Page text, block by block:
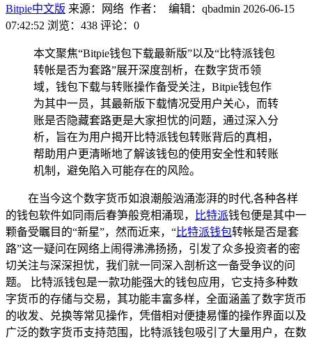
Bitpie中文版 来源：网络 作者： 编辑：qbadmin 2026-06-15
07:42:52 浏览：438 评论：0
本文聚焦“Bitpie钱包下载最新版”以及“比特派钱包
转帐是否为套路”展开深度剖析，在数字货币领
域，钱包下载与转账操作备受关注，Bitpie钱包作
为其中一员，其最新版下载情况受用户关心，而转
账是否隐藏套路更是大家担忧的问题，通过深入分
析，旨在为用户揭开比特派钱包转账背后的真相，
帮助用户更清晰地了解该钱包的使用安全性和转账
机制，避免陷入可能存在的风险。
在当今这个数字货币如浪潮般汹涌澎湃的时代,各种各样
的钱包软件如同雨后春笋般竞相涌现，
比特派钱包便是其中一
颗备受瞩目的“新星”，然而近来，“比特派钱包转帐是否是套
路”这一疑问在网络上闹得沸沸扬扬，引发了众多投资者的密
切关注与深深担忧，我们就一同深入剖析这一备受争议的问
题。 比特派钱包是一款功能强大的钱包应用，它支持多种数
字货币的存储与交易，其功能丰富多样，全面涵盖了数字货币
的收发、兑换等常见操作，凭借相对便捷易懂的操作界面以及
广泛的数字货币支持范围，比特派钱包吸引了大量用户，在数